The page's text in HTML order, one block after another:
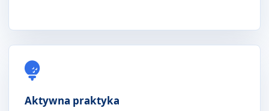
Aktywna praktyka